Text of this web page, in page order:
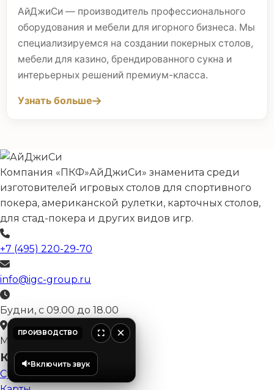
АйДжиСи — производитель профессионального
оборудования и мебели для игорного бизнеса. Мы
специализируемся на создании покерных столов,
мебели для казино, брендированного сукна и
интерьерных решений премиум-класса.
Узнать больше
Компания «ПКФ»АйДжиСи» знаменита среди
изготовителей игровых столов для спортивного
покера, американской рулетки, карточных столов,
для стад-покера и других видов игр.
+7 (495) 220-29-70
info@igc-group.ru
Будни, с 09.00 до 18.00
Москва, Россия
Категории
Сукно
ПРОИЗВОДСТВО ×
Включить звук